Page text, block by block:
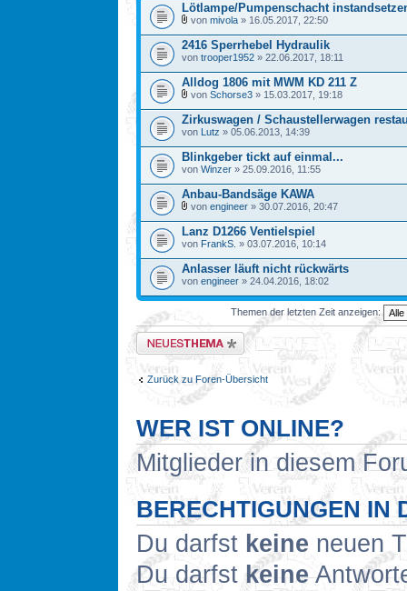
Lötlampe/Pumpenschacht
von mivola » 16.05.2017, 22:50
2416 Sperrhebel Hydraulik
von trooper1952 » 22.06.2017, 18:11
Alldog 1806 mit MWM KD 211 Z
von Schorse3 » 15.03.2017, 19:18
Zirkuswagen / Schaustellerwagen
von Lutz » 05.06.2013, 14:39
Blinkgeber tickt auf einmal...
von Winzer » 25.09.2016, 11:55
Anbau-Bandsäge KAWA
von engineer » 30.07.2016, 20:47
Lanz D1266 Ventielspiel
von FrankS. » 03.07.2016, 10:14
Anlasser läuft nicht rückwärts
von engineer » 24.04.2016, 18:02
Themen der letzten Zeit anzeigen:
Neues Thema erstellen
Zurück zu Foren-Übersicht
WER IST ONLINE?
Mitglieder in diesem
BERECHTIGUNGEN IN
Du darfst keine neuen
Du darfst keine